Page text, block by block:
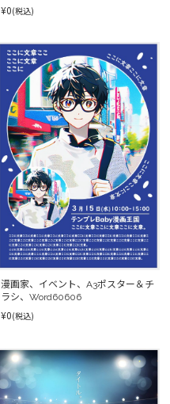
¥0(税込)
漫画家、イベント、A3ポスター＆チ
ラシ、Word60606
¥0(税込)